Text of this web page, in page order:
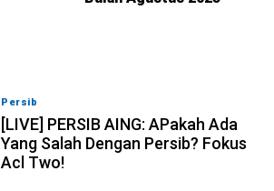
Persib
[LIVE] PERSIB AING: APakah Ada
Yang Salah Dengan Persib? Fokus
Acl Two!